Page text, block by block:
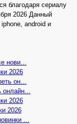
благодаря сериалу
2026 Данный
android и
нови...
2026
он...
2026
2026
...